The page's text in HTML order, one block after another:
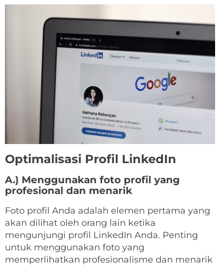
Optimalisasi Profil LinkedIn
A.) Menggunakan foto profil yang
profesional dan menarik
Foto profil Anda adalah elemen pertama yang
akan dilihat oleh orang lain ketika
mengunjungi profil LinkedIn Anda. Penting
untuk menggunakan foto yang
memperlihatkan profesionalisme dan menarik